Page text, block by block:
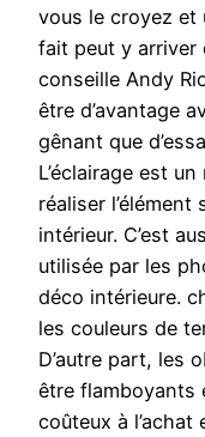
vous le croyez et
fait peut y arriver
conseille Andy
être d’avantage
gênant que
L’éclairage est
réaliser
intérieur. C’est
utilisée par les
déco intérieure.
les couleurs de
D’autre part, les
être flamboyants
coûteux à